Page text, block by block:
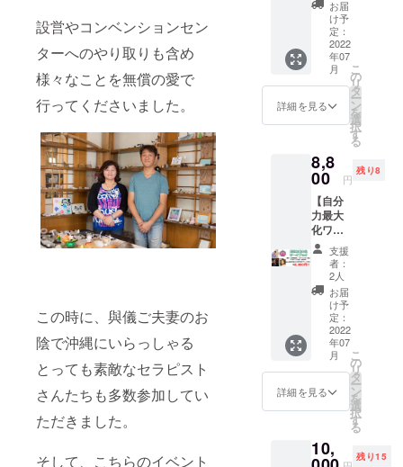
設営やコンベンションセン
ターへのやり取りも含め
様々なことを無償の愛で
行ってくださいました。
この時に、與儀ご夫妻のお
陰で沖縄にいらっしゃる
とっても素敵なセラピスト
さんたちも多数参加してい
ただきました。
そして、こちらのイベント
場合も
ござい
ます。
中止
の場合
につき
は、返
金の対
ねま
す。
（その
際は、
こころ
ばかり
ではあ
ります
が少し
のお礼
の品を
お送り
させて
いただ
こちら
の講座
には楽
器レン
タルが
別途
1,100円
かかり
⇒7,700
円 ※2
日間参
加の場
合は2点
ご購入
スメす
る方】
でに、
何かし
らのス
キルが
あり、
イベン
ト出展
を希望
する方
にはオ
ススメ
しま
す。
☆新し
ント出
ルに使
える商
品券】
ク
ラ・モ
チベー
ション
のサー
いただ
ける
サービ
スチ
ケット
1000円
×10枚分
になり
ます。
コ
ワーキ
ング利
用、各
お部屋
のご利
用料
金、各
加な
ど。
お届
け予
定：
2022
年07
月
詳細を見る
こ
の
リ
タ
ー
ン
を
選
択
す
る
8,8
00 円
残り8
【自分
力最大
化ワー
クブッ
ク+商品
券1,000
円分+コ
ワーキ
ング
1Dayチ
ケット
+カル
チャー
スクー
ルチ
分】 定
価
支援
者：
2人
お届
け予
定：
2022
年07
月
詳細を見る
こ
の
リ
タ
ー
ン
を
選
択
す
る
10, 残り15